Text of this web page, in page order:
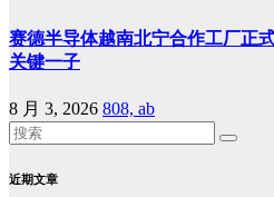
赛德半导体越南北宁合作工厂
关键一子
8 月 3, 2026 808, ab
近期文章